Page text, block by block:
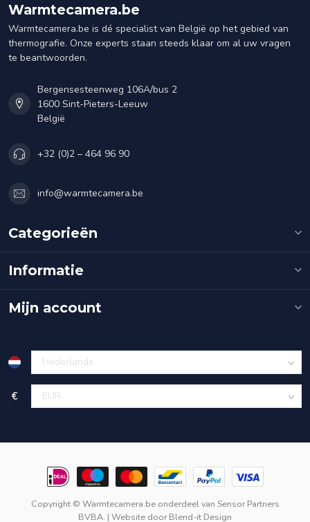
Warmtecamera.be
Warmtecamera.be is dé specialist van België op het gebied van
thermografie. Onze experts staan steeds klaar om al uw vragen
te beantwoorden.
Bergensesteenweg 106A/bus 2
1600 Sint-Pieters-Leeuw
België
+32 (0)2 – 464 96 90
info@warmtecamera.be
Categorieën
Informatie
Mijn account
€
Copyright © Warmtecamera.be onderdeel van Sensor Partners
BVBA. | Website doorBlend-it Design